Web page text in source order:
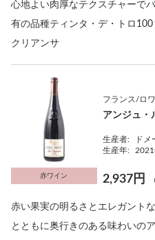
心地よい肉厚なテクスチャーで
有の品種ティンタ・デ・トロ
クリアンサ
赤ワイン
フランス/ロ
アンジュ・
生産者:
ド
生産年:
2,937円
赤い果実の明るさとエレガント
とともに奥行きのある味わいの